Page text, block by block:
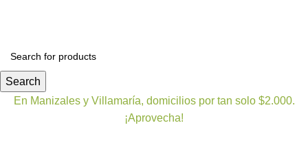
Search
En Manizales y Villamaría, domicilios por tan solo $2.000.
¡Aprovecha!